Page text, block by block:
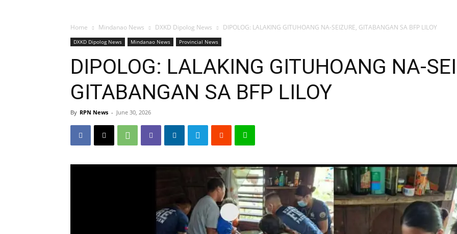
Home Mindanao News DXKD Dipolog News DIPOLOG: LALAKING GITUHOANG NA-SEIZURE, GITABANGAN SA BFP LILOY
DXKD Dipolog News Mindanao News Provincial News
DIPOLOG: LALAKING GITUHOANG NA-
GITABANGAN SA BFP LILOY
By RPN News - June 30, 2026